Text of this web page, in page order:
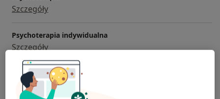
konferencjach oraz warsztatach, m. in.:
samouszkodzeń i samobójstw
III 2022 Jak pracować z osobami, które doświadczyły
okołoporodowej straty dziecka?
Szczegóły
Psychoterapia indywidualna
Szczegóły
Psychoterapia depresji
Szczegóły